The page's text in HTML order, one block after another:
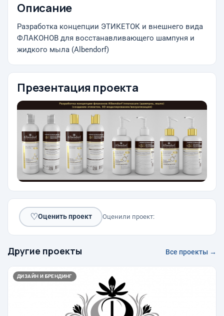
Описание
Разработка концепции ЭТИКЕТОК и внешнего вида
ФЛАКОНОВ для восстанавливающего шампуня и
жидкого мыла (Albendorf)
Презентация проекта
♡Оценить проект Оценили проект:
Другие проекты Все проекты →
ДИЗАЙН И БРЕНДИНГ